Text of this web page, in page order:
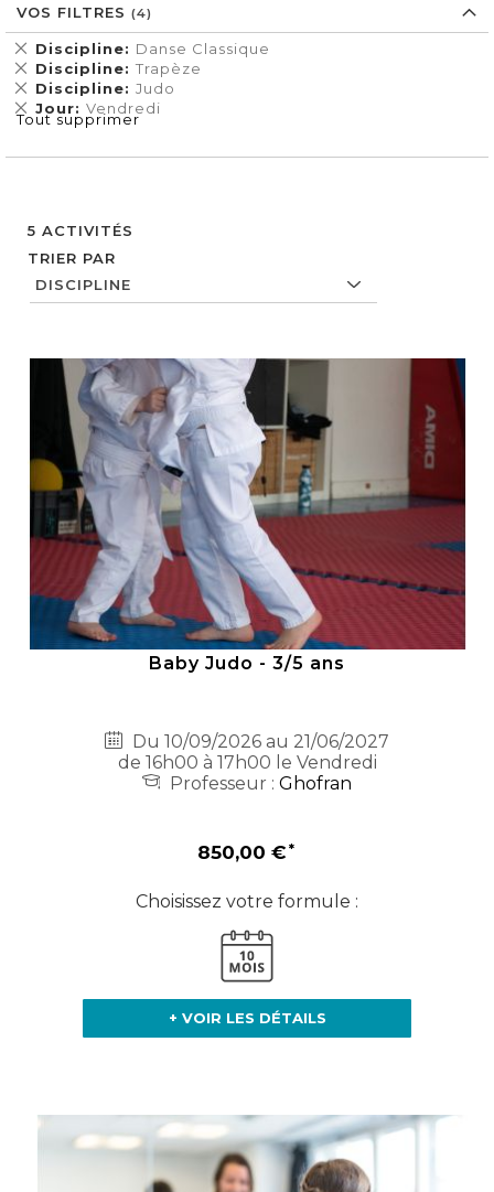
5 ACTIVITÉS
TRIER PAR
Baby Judo - 3/5 ans
Du 10/09/2026 au 21/06/2027
de 16h00 à 17h00 le Vendredi
Professeur : Ghofran
850,00 €
Choisissez votre formule :
+ VOIR LES DÉTAILS
VOS FILTRES
Discipline Danse Classique
Supprimer
cet
Élément
Discipline Trapèze
Supprimer
cet
Élément
Discipline Judo
Supprimer
cet
Élément
Jour Vendredi
Supprimer
cet
Tout supprimer